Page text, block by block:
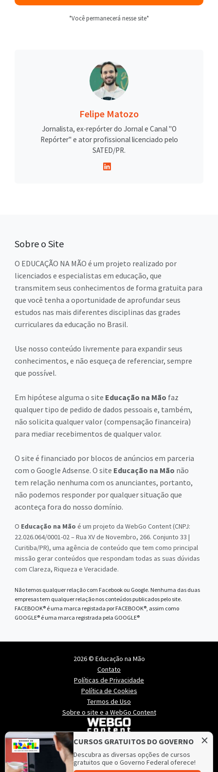
*Você permanecerá nesse site*
CURSOS GRATUITOS DO GOVERNO
Descubra as diversas opções de cursos
gratuitos que o Governo Federal oferece!
×
Felipe Matozo
Jornalista, ex-repórter do Jornal e Canal "O
Repórter" e ator profissional licenciado pelo
SATED/PR.
Sobre o Site
O EDUCAÇÃO NA MÃO é um projeto realizado por
licenciados e especialistas em educação, que
transmitem seus conhecimentos de forma gratuita para
que você tenha a oportunidade de aprofundar seus
estudos nas mais diferentes disciplinas das grades
curriculares da educação no Brasil.
Use nosso conteúdo livremente para expandir seus
conhecimentos, e não esqueça de referenciar, sempre
que possível.
Em hipótese alguma o site Educação na Mão faz
qualquer tipo de pedido de dados pessoais e, também,
não solicita qualquer valor (compensação financeira)
para mediar recebimentos de qualquer valor.
O site é financiado por blocos de anúncios em parceria
com o Google Adsense. O site Educação na Mão não
tem relação nenhuma com os anunciantes, portanto,
não podemos responder por qualquer situação que
aconteça fora do nosso domínio.
O Educação na Mão é um projeto da WebGo Content (CNPJ:
22.026.064/0001-02 – Rua XV de Novembro, 266. Conjunto 33 |
Curitiba/PR), uma agência de conteúdo que tem como principal
missão gerar conteúdos que respondam todas as suas dúvidas
com Clareza, Riqueza e Veracidade.
Não temos qualquer relação com Facebook ou Google. Nenhuma das duas
empresas tem qualquer relação nos conteúdos publicados pelo site.
FACEBOOK® é uma marca registada por FACEBOOK®, assim como
GOOGLE® é uma marca registrada pela GOOGLE®
2026 © Educação na Mão
Contato
Políticas de Privacidade
Política de Cookies
Termos de Uso
Sobre o site e a WebGo Content